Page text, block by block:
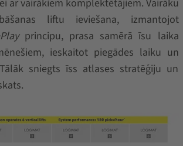
ar vairākiem komplektētājiem. Vairāku
liftu ieviešana, izmantojot
principu, prasa samērā īsu laika
ieskaitot piegādes laiku un
sniegts īss atlases stratēģiju un